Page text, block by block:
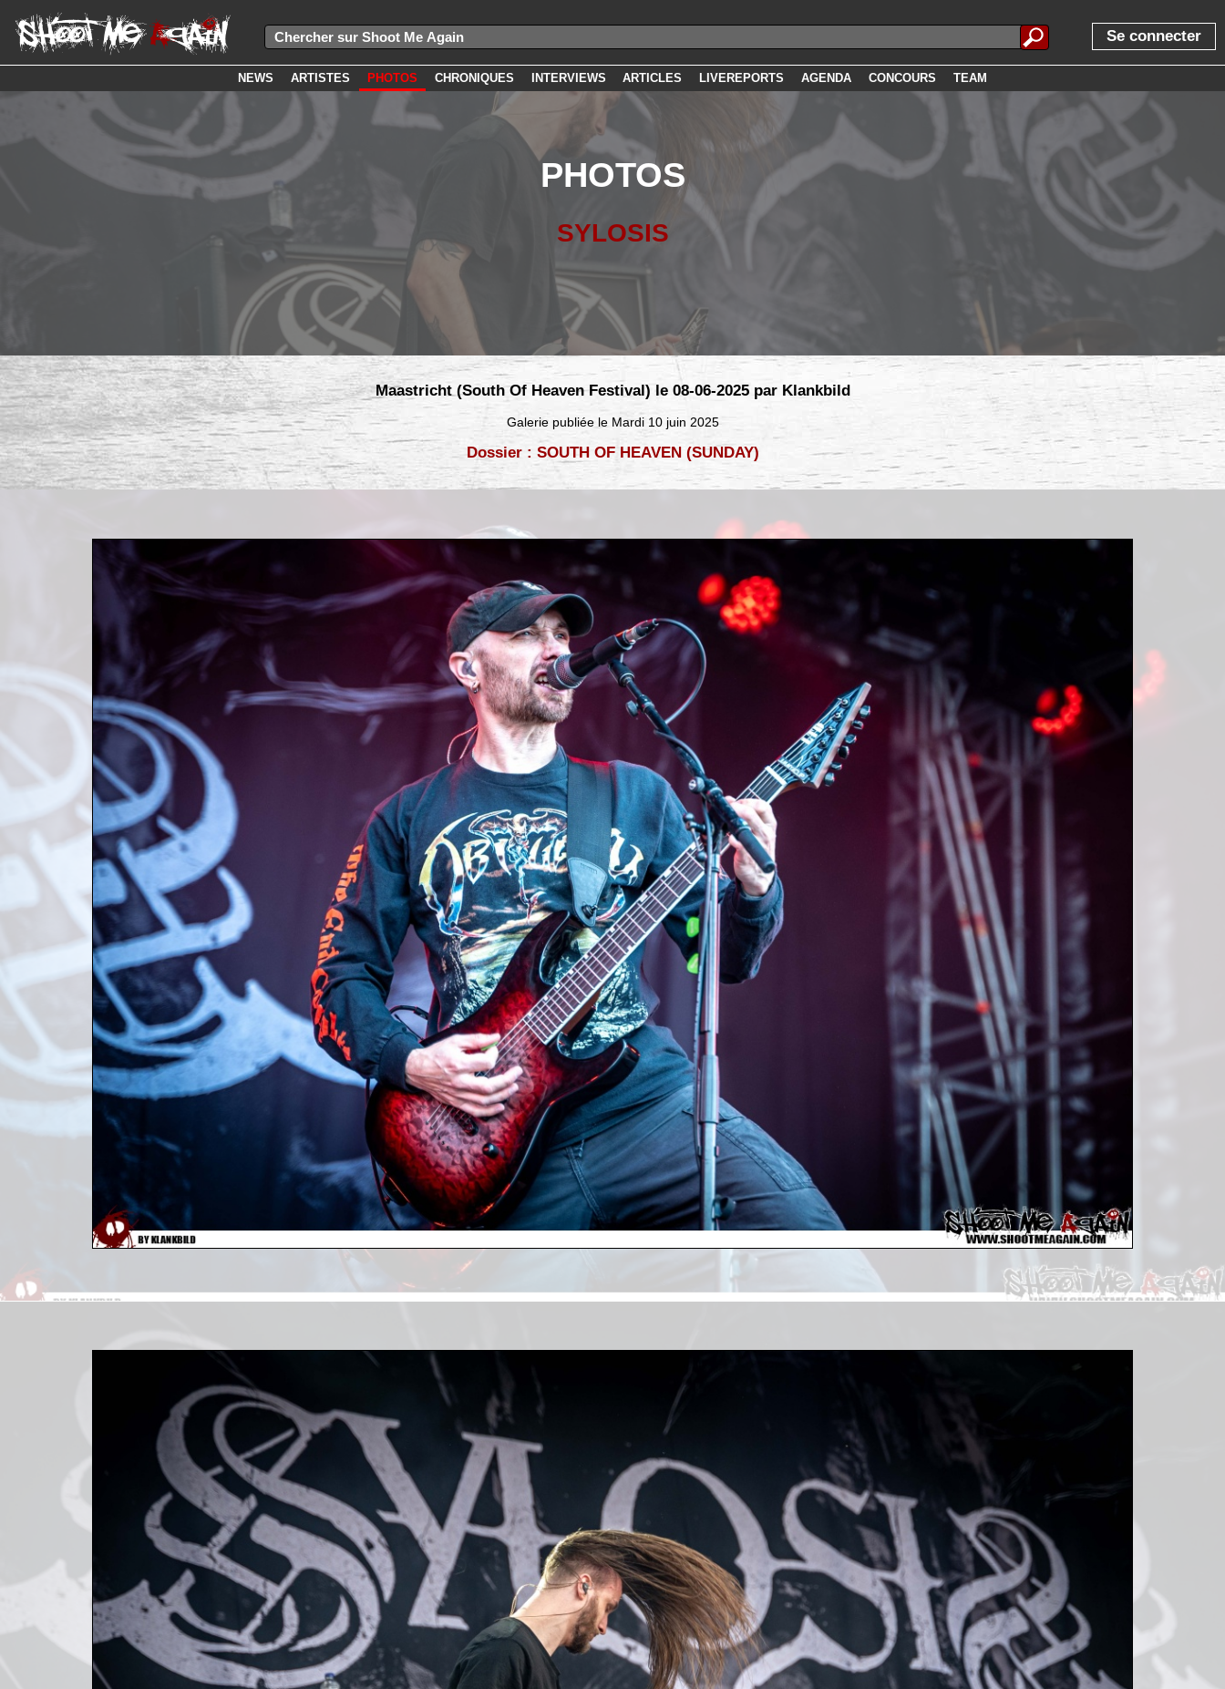
Se connecter
NEWS ARTISTES PHOTOS CHRONIQUES INTERVIEWS ARTICLES LIVEREPORTS AGENDA CONCOURS TEAM
PHOTOS
SYLOSIS
Maastricht (South Of Heaven Festival) le 08-06-2025 par Klankbild
Galerie publiée le Mardi 10 juin 2025
Dossier : SOUTH OF HEAVEN (SUNDAY)